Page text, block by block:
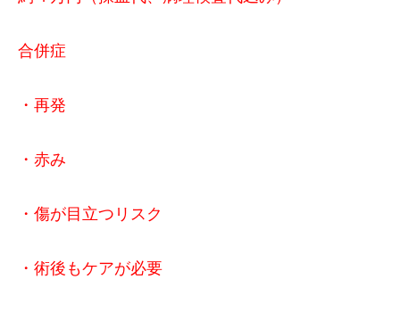
合併症
・再発
・赤み
・傷が目立つリスク
・術後もケアが必要